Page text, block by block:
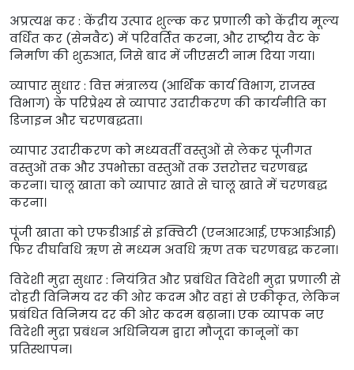
अप्रत्यक्ष कर : केंद्रीय उत्पाद शुल्क कर प्रणाली को केंद्रीय मूल्य
वर्धित कर (सेनवैट) में परिवर्तित करना, और राष्ट्रीय वैट के
निर्माण की शुरुआत, जिसे बाद में जीएसटी नाम दिया गया।
व्यापार सुधार : वित्त मंत्रालय (आर्थिक कार्य विभाग, राजस्व
विभाग) के परिप्रेक्ष्य से व्यापार उदारीकरण की कार्यनीति का
डिजाइन और चरणबद्धता।
व्यापार उदारीकरण को मध्यवर्ती वस्तुओं से लेकर पूंजीगत
वस्तुओं तक और उपभोक्ता वस्तुओं तक उत्तरोत्तर चरणबद्ध
करना। चालू खाता को व्यापार खाते से चालू खाते में चरणबद्ध
करना।
पूंजी खाता को एफडीआई से इक्विटी (एनआरआई, एफआईआई)
फिर दीर्घावधि ऋण से मध्यम अवधि ऋण तक चरणबद्ध करना।
विदेशी मुद्रा सुधार : नियंत्रित और प्रबंधित विदेशी मुद्रा प्रणाली से
दोहरी विनिमय दर की ओर कदम और वहां से एकीकृत, लेकिन
प्रबंधित विनिमय दर की ओर कदम बढ़ाना। एक व्यापक नए
विदेशी मुद्रा प्रबंधन अधिनियम द्वारा मौजूदा कानूनों का
प्रतिस्थापन।